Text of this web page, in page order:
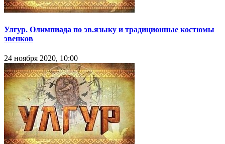
Улгур. Олимпиада по эв.языку и традиционные костюмы
эвенков
24 ноября 2020, 10:00